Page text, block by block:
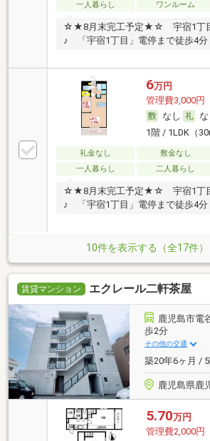
一人暮らし
ワンルーム
☆★8月末完工予定★☆ 宇宿1丁目
♪ 「宇宿1丁目」電停まで徒歩4分
6万円
管理費3,000円
なし
な
1階 / 1LDK（
礼金なし 敷金なし
一人暮らし
二人暮らし
☆★8月末完工予定★☆ 宇宿1丁目
♪ 「宇宿1丁目」電停まで徒歩4分
10件を表示する（全17件）
賃貸マンション エクレール二軒茶屋
鹿児島市電
歩2分
その他の交通
築20年6ヶ月 /
鹿児島県鹿
5.70万円
管理費2,000円